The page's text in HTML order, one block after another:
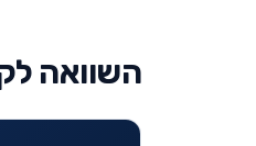
השוואה